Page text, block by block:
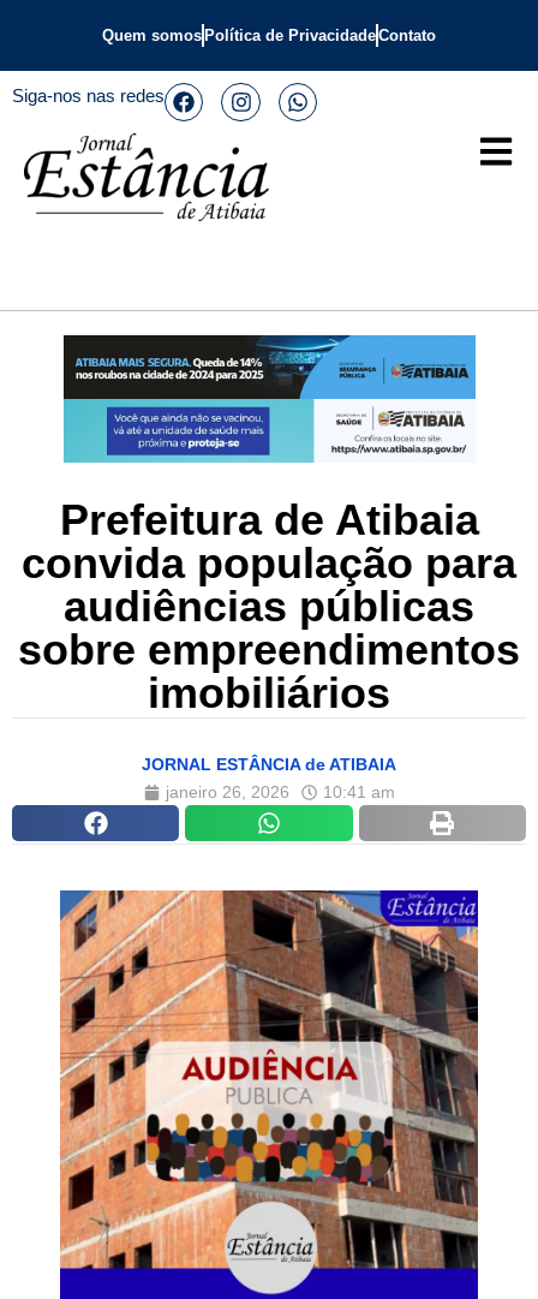
Quem somos Política de PrivacidadeContato
Siga-nos nas redes
Prefeitura de Atibaia
convida população para
audiências públicas
sobre empreendimentos
imobiliários
JORNAL ESTÂNCIA de ATIBAIA
janeiro 26, 2026
10:41 am